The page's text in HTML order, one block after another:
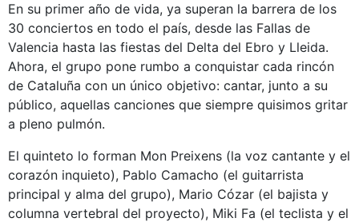
En su primer año de vida, ya superan la barrera de los
30 conciertos en todo el país, desde las Fallas de
Valencia hasta las fiestas del Delta del Ebro y Lleida.
Ahora, el grupo pone rumbo a conquistar cada rincón
de Cataluña con un único objetivo: cantar, junto a su
público, aquellas canciones que siempre quisimos gritar
a pleno pulmón.
El quinteto lo forman Mon Preixens (la voz cantante y el
corazón inquieto), Pablo Camacho (el guitarrista
principal y alma del grupo), Mario Cózar (el bajista y
columna vertebral del proyecto), Miki Fa (el teclista y el